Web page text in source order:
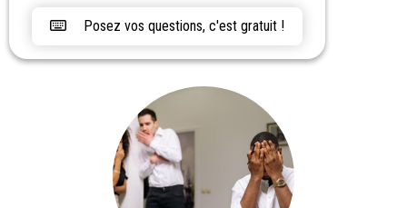
Posez vos questions, c'est gratuit !